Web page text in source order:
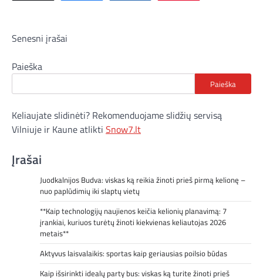
Navigacija
įrašų
Senesni įrašai
Paieška
Paieška
Keliaujate slidinėti? Rekomenduojame slidžių servisą
Vilniuje ir Kaune atlikti Snow7.lt
Įrašai
Juodkalnijos Budva: viskas ką reikia žinoti prieš pirmą kelionę –
nuo paplūdimių iki slaptų vietų
**Kaip technologijų naujienos keičia kelionių planavimą: 7
įrankiai, kuriuos turėtų žinoti kiekvienas keliautojas 2026
metais**
Aktyvus laisvalaikis: sportas kaip geriausias poilsio būdas
Kaip išsirinkti idealų party bus: viskas ką turite žinoti prieš